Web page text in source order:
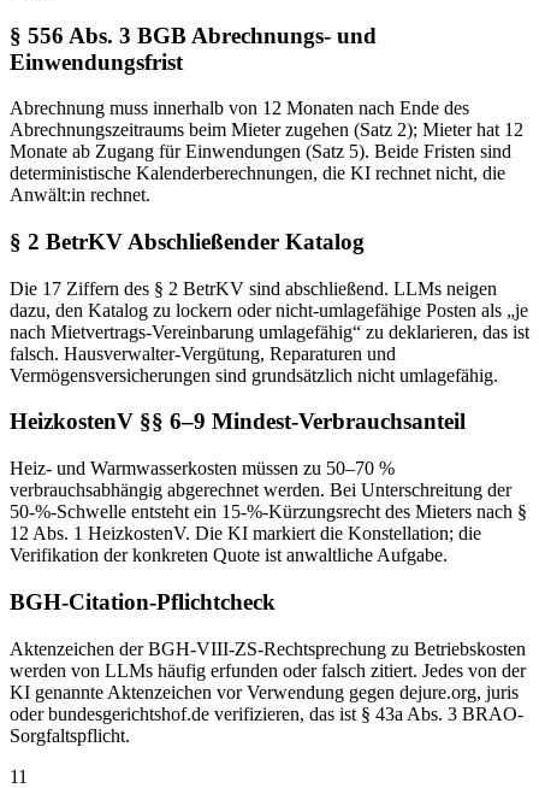
§ 556 Abs. 3 BGB Abrechnungs- und
Einwendungsfrist
Abrechnung muss innerhalb von 12 Monaten nach Ende des
Abrechnungszeitraums beim Mieter zugehen (Satz 2); Mieter hat 12
Monate ab Zugang für Einwendungen (Satz 5). Beide Fristen sind
deterministische Kalenderberechnungen, die KI rechnet nicht, die
Anwält:in rechnet.
§ 2 BetrKV Abschließender Katalog
Die 17 Ziffern des § 2 BetrKV sind abschließend. LLMs neigen
dazu, den Katalog zu lockern oder nicht-umlagefähige Posten als „je
nach Mietvertrags-Vereinbarung umlagefähig“ zu deklarieren, das ist
falsch. Hausverwalter-Vergütung, Reparaturen und
Vermögensversicherungen sind grundsätzlich nicht umlagefähig.
HeizkostenV §§ 6–9 Mindest-Verbrauchsanteil
Heiz- und Warmwasserkosten müssen zu 50–70 %
verbrauchsabhängig abgerechnet werden. Bei Unterschreitung der
50-%-Schwelle entsteht ein 15-%-Kürzungsrecht des Mieters nach §
12 Abs. 1 HeizkostenV. Die KI markiert die Konstellation; die
Verifikation der konkreten Quote ist anwaltliche Aufgabe.
BGH-Citation-Pflichtcheck
Aktenzeichen der BGH-VIII-ZS-Rechtsprechung zu Betriebskosten
werden von LLMs häufig erfunden oder falsch zitiert. Jedes von der
KI genannte Aktenzeichen vor Verwendung gegen dejure.org, juris
oder bundesgerichtshof.de verifizieren, das ist § 43a Abs. 3 BRAO-
Sorgfaltspflicht.
11